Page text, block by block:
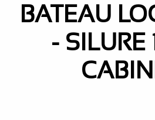
BATEAU
- SILURE